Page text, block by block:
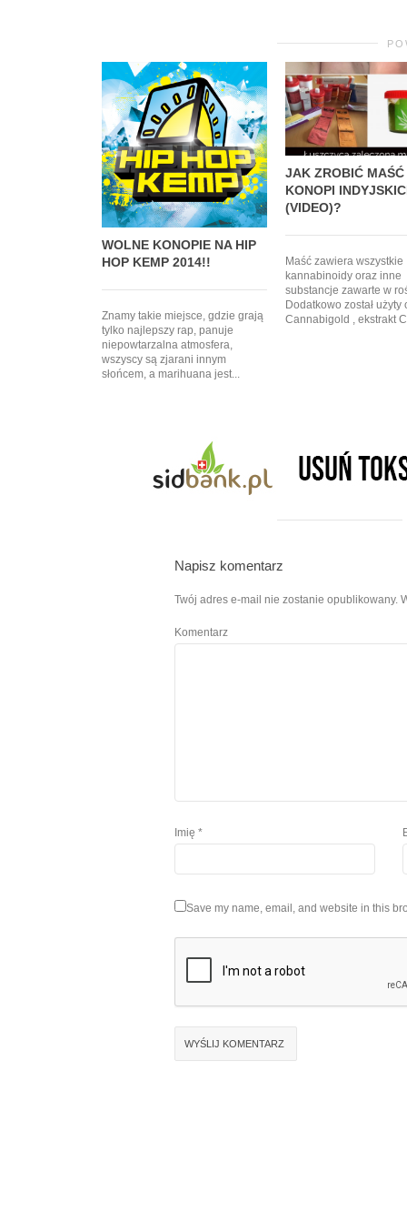
WOLNE KONOPIE NA HIP
HOP KEMP 2014!!
Znamy takie miejsce, gdzie grają
tylko najlepszy rap, panuje
niepowtarzalna atmosfera,
wszyscy są zjarani innym
słońcem, a marihuana jest...
JAK ZROBIĆ MAŚĆ
KONOPI
(VIDEO)?
Maść zawiera wszystkie
kannabinoidy oraz inne
substancje zawarte w
Dodatkowo został użyty
Cannabigold , ekstrakt
Napisz komentarz
Twój adres e-mail nie zostanie opublikowany.
Komentarz
Imię *
Save my name, email, and website in this